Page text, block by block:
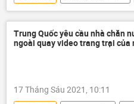
Bộ Nông nghiệp Việt Nam
tăng giá
Kinh tế
Trung Quốc yêu cầu nhà chăn
ngoài quay video trang trại của
17 Tháng Sáu 2021, 10:11